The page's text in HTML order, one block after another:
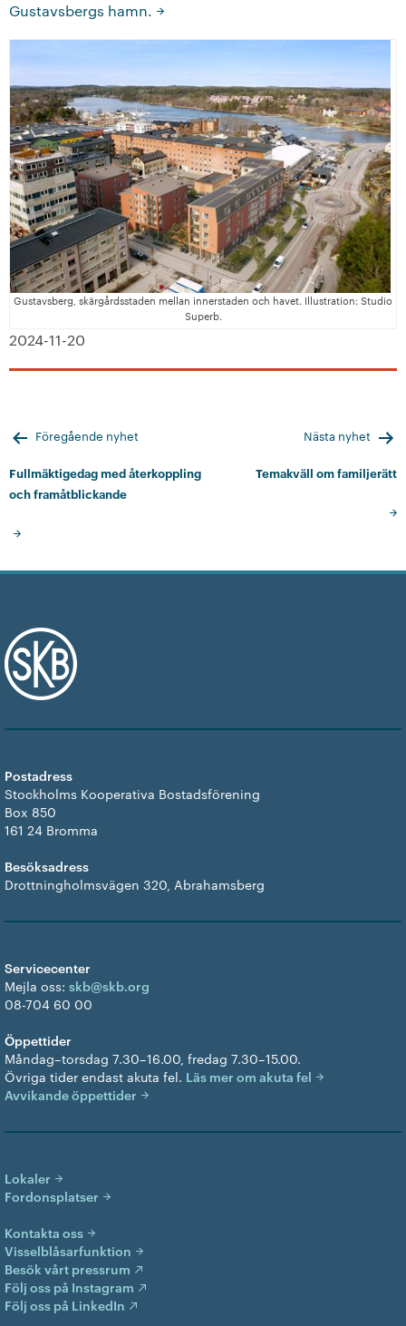
Gustavsbergs hamn.
Gustavsberg, skärgårdsstaden mellan innerstaden och havet. Illustration: Studio
Superb.
2024-11-20
Inläggsnavigering
Föregående nyhet
Fullmäktigedag med återkoppling
och framåtblickande
Nästa nyhet
Temakväll om familjerätt
Postadress
Stockholms Kooperativa Bostadsförening
Box 850
161 24 Bromma
Besöksadress
Drottningholmsvägen 320, Abrahamsberg
Servicecenter
Mejla oss: skb@skb.org
08-704 60 00
Öppettider
Måndag–torsdag 7.30–16.00, fredag 7.30–15.00.
Övriga tider endast akuta fel. Läs mer om akuta fel
Avvikande öppettider
Lokaler
Fordonsplatser
Kontakta oss
Visselblåsarfunktion
Besök vårt pressrum
Följ oss på Instagram
Följ oss på LinkedIn